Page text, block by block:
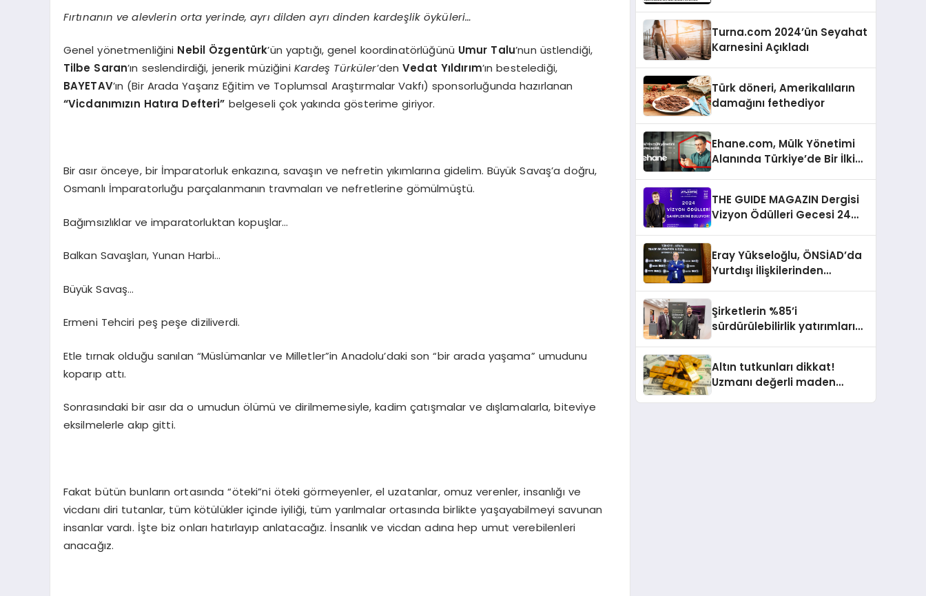
Fırtınanın ve alevlerin orta yerinde, ayrı dilden ayrı dinden kardeşlik öyküleri…
Genel yönetmenliğini Nebil Özgentürk’ün yaptığı, genel koordinatörlüğünü Umur Talu’nun üstlendiği,
Tilbe Saran’ın seslendirdiği, jenerik müziğini Kardeş Türküler’denVedat Yıldırım’ın bestelediği,
BAYETAV’ın (Bir Arada Yaşarız Eğitim ve Toplumsal Araştırmalar Vakfı) sponsorluğunda hazırlanan
“Vicdanımızın Hatıra Defteri” belgeseli çok yakında gösterime giriyor.
Bir asır önceye, bir İmparatorluk enkazına, savaşın ve nefretin yıkımlarına gidelim. Büyük Savaş’a doğru,
Osmanlı İmparatorluğu parçalanmanın travmaları ve nefretlerine gömülmüştü.
Bağımsızlıklar ve imparatorluktan kopuşlar…
Balkan Savaşları, Yunan Harbi…
Büyük Savaş…
Ermeni Tehciri peş peşe diziliverdi.
Etle tırnak olduğu sanılan “Müslümanlar ve Milletler”in Anadolu’daki son “bir arada yaşama” umudunu
koparıp attı.
Sonrasındaki bir asır da o umudun ölümü ve dirilmemesiyle, kadim çatışmalar ve dışlamalarla, biteviye
eksilmelerle akıp gitti.
Fakat bütün bunların ortasında “öteki”ni öteki görmeyenler, el uzatanlar, omuz verenler, insanlığı ve
vicdanı diri tutanlar, tüm kötülükler içinde iyiliği, tüm yarılmalar ortasında birlikte yaşayabilmeyi savunan
insanlar vardı. İşte biz onları hatırlayıp anlatacağız. İnsanlık ve vicdan adına hep umut verebilenleri
anacağız.
Turna.com 2024’ün Seyahat
Karnesini Açıkladı
Türk döneri, Amerikalıların
damağını fethediyor
Ehane.com, Mülk Yönetimi
Alanında Türkiye’de Bir İlki
THE GUIDE MAGAZIN Dergisi
Vizyon Ödülleri Gecesi 24
Eray Yükseloğlu, ÖNSİAD’da
Yurtdışı İlişkilerinden
Şirketlerin %85’i
sürdürülebilirlik yatırımlarını
Altın tutkunları dikkat!
Uzmanı değerli maden